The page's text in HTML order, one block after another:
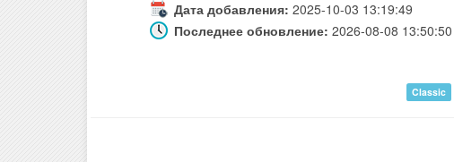
Дата добавления: 2025-10-03 13:19:49
Последнее обновление: 2026-08-08 13:50:50
Classic